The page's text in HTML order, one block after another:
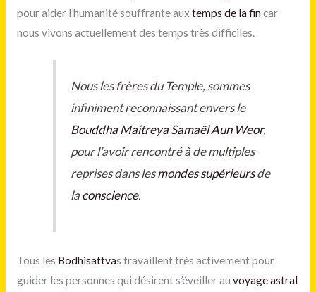
pour aider l’humanité souffrante aux temps de la fincar
nous vivons actuellement des temps très difficiles.
Nous les frères du Temple, sommes
infiniment reconnaissant envers le
Bouddha MaitreyaSamaël Aun Weor,
pour l’avoir rencontré à de multiples
reprises dans lesmondes supérieursde
laconscience.
Tous les Bodhisattvas travaillent très activement pour
guider les personnes qui désirent s’éveiller au voyage astral